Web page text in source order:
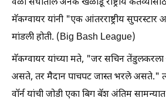
वेळी संघातील अनेक खेळाडू राष्ट्रीय
मॅकग्वायर यांनी "एक आंतरराष्ट्रीय
मांडली होती. (Big Bash League)
मॅकग्वायर यांच्या मते, "जर सचिन
असते, तर मैदान पाचपट जास्त भरले असते."
वॉर्न यांची जोडी एका बिग बॅश अंतिम